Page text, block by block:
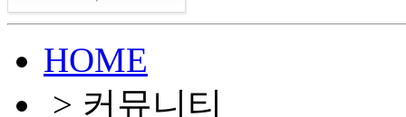
HOME
> 커뮤니티